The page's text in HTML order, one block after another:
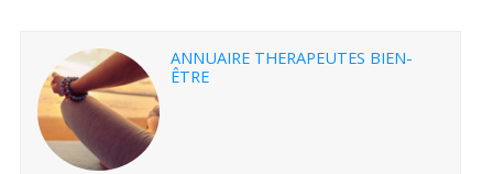
ANNUAIRE THERAPEUTES BIEN-
ÊTRE